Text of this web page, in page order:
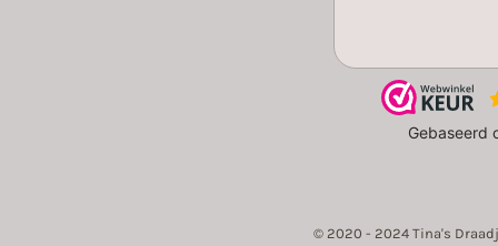
© 2020 - 2024 Tina's